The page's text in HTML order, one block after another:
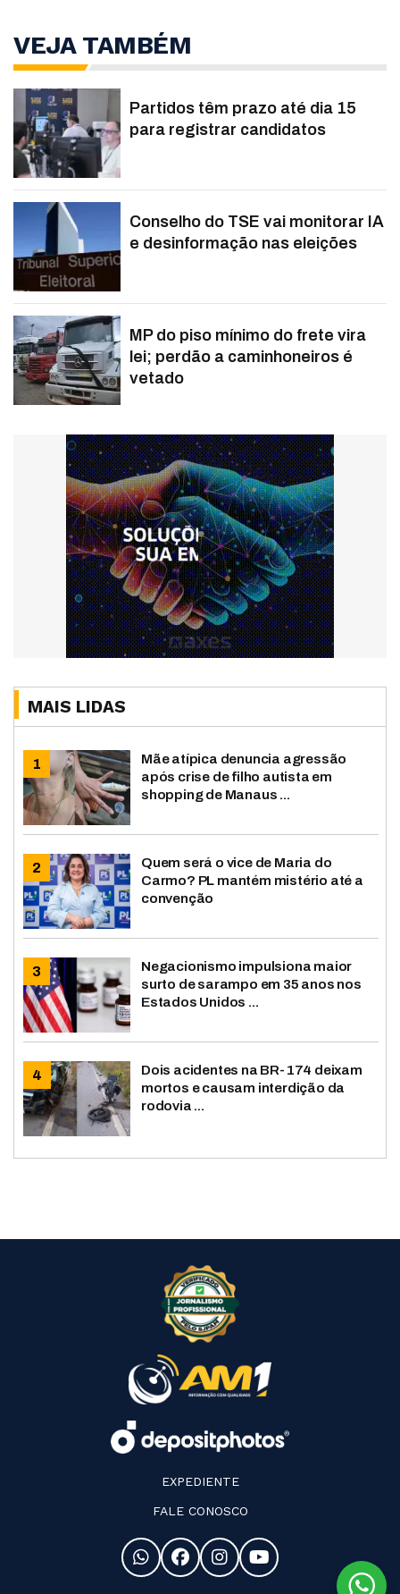
VEJA TAMBÉM
Partidos têm prazo até dia 15
para registrar candidatos
Conselho do TSE vai monitorar IA
e desinformação nas eleições
MP do piso mínimo do frete vira
lei; perdão a caminhoneiros é
vetado
MAIS LIDAS
Mãe atípica denuncia agressão
após crise de filho autista em
shopping de Manaus ...
Quem será o vice de Maria do
Carmo? PL mantém mistério até a
convenção
Negacionismo impulsiona maior
surto de sarampo em 35 anos nos
Estados Unidos ...
Dois acidentes na BR-174 deixam
mortos e causam interdição da
rodovia ...
EXPEDIENTE
FALE CONOSCO